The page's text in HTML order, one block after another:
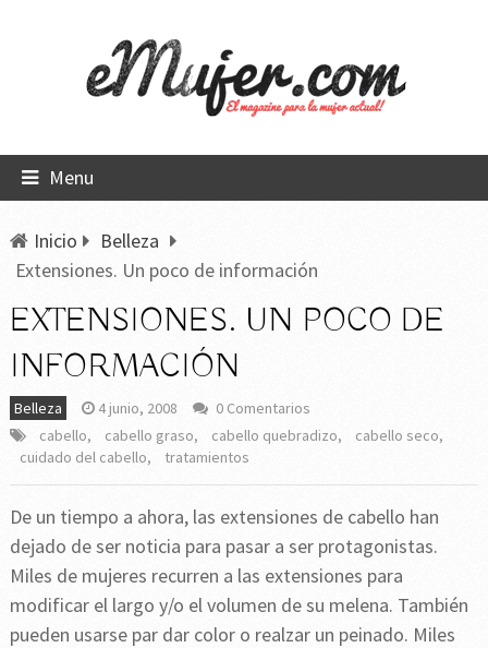
Menu
Inicio
Belleza
Extensiones. Un poco de información
EXTENSIONES. UN POCO DE
INFORMACIÓN
Belleza 4 junio, 2008
0 Comentarios
cabello, cabello graso, cabello quebradizo, cabello seco,
cuidado del cabello, tratamientos
De un tiempo a ahora, las extensiones de cabello han
dejado de ser noticia para pasar a ser protagonistas.
Miles de mujeres recurren a las extensiones para
modificar el largo y/o el volumen de su melena. También
pueden usarse par dar color o realzar un peinado. Miles